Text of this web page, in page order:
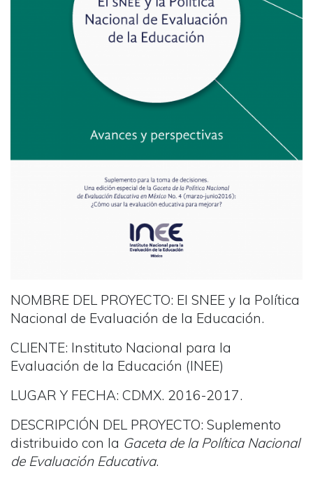
NOMBRE DEL PROYECTO: El SNEE y la Política
Nacional de Evaluación de la Educación.
CLIENTE: Instituto Nacional para la
Evaluación de la Educación (INEE)
LUGAR Y FECHA: CDMX. 2016-2017.
DESCRIPCIÓN DEL PROYECTO: Suplemento
distribuido con la Gaceta de la Política Nacional
de Evaluación Educativa.